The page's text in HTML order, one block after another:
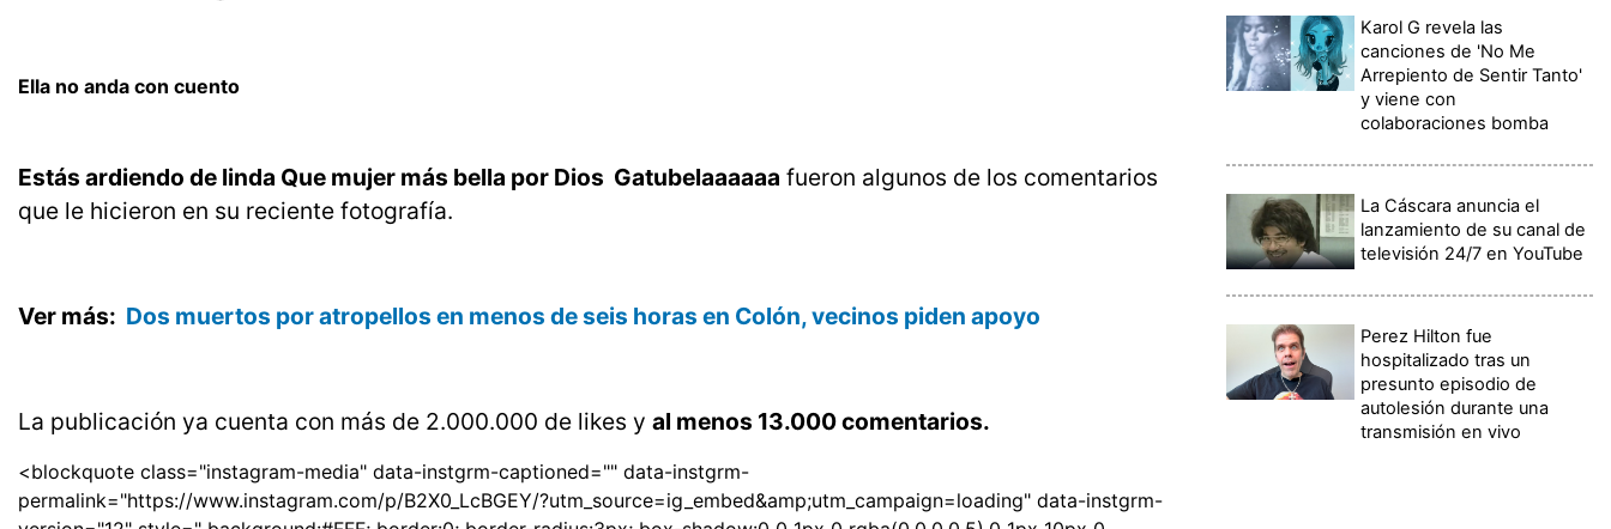
Ella no anda con cuento
Estás ardiendo de linda Que mujer más bella por Dios  Gatubelaaaaaa fueron algunos de los comentarios
que le hicieron en su reciente fotografía.
Ver más: Dos muertos por atropellos en menos de seis horas en Colón, vecinos piden apoyo
La publicación ya cuenta con más de 2.000.000 de likes y al menos 13.000 comentarios.
<blockquote class="instagram-media" data-instgrm-captioned="" data-instgrm-
permalink="https://www.instagram.com/p/B2X0_LcBGEY/?utm_source=ig_embed&amp;utm_campaign=loading" data-instgrm-
Karol G revela las
canciones de 'No Me
Arrepiento de Sentir Tanto'
y viene con
colaboraciones bomba
La Cáscara anuncia el
lanzamiento de su canal de
televisión 24/7 en YouTube
Perez Hilton fue
hospitalizado tras un
presunto episodio de
autolesión durante una
transmisión en vivo